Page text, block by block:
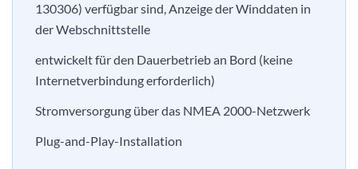
130306) verfügbar sind, Anzeige der Winddaten in
der Webschnittstelle
entwickelt für den Dauerbetrieb an Bord (keine
Internetverbindung erforderlich)
Stromversorgung über das NMEA 2000-Netzwerk
Plug-and-Play-Installation